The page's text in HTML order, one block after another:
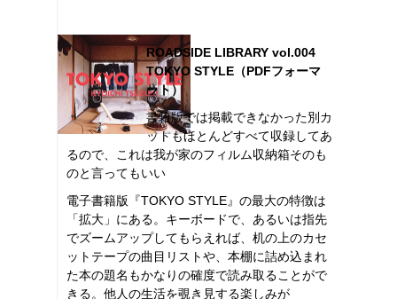
ROADSIDE LIBRARY vol.004
TOKYO STYLE（PDFフォーマ
ット）
書籍版では掲載できなかった別カ
ットもほとんどすべて収録してあ
るので、これは我が家のフィルム収納箱そのも
のと言ってもいい
電子書籍版『TOKYO STYLE』の最大の特徴は
「拡大」にある。キーボードで、あるいは指先
でズームアップしてもらえれば、机の上のカセ
ットテープの曲目リストや、本棚に詰め込まれ
た本の題名もかなりの確度で読み取ることがで
きる。他人の生活を覗き見する楽しみが